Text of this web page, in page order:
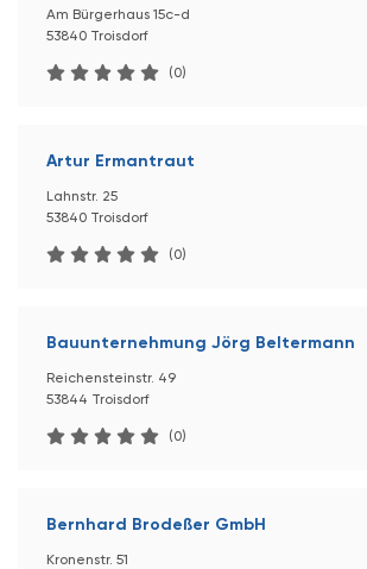
Am Bürgerhaus 15c-d
53840 Troisdorf
(0)
Artur Ermantraut
Lahnstr. 25
53840 Troisdorf
(0)
Bauunternehmung Jörg Beltermann
Reichensteinstr. 49
53844 Troisdorf
(0)
Bernhard Brodeßer GmbH
Kronenstr. 51